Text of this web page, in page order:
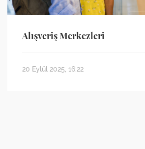
Alışveriş Merkezleri
20 Eylül 2025, 16:22